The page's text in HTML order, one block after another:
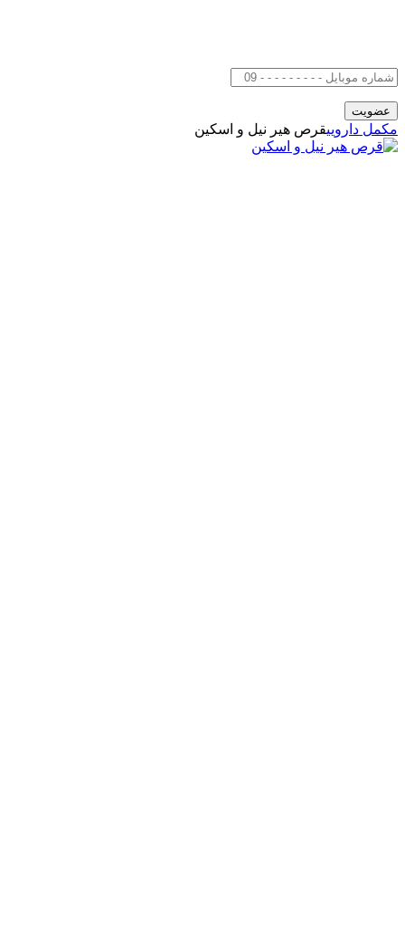
مکمل داروییقرص هیر نیل و اسکین